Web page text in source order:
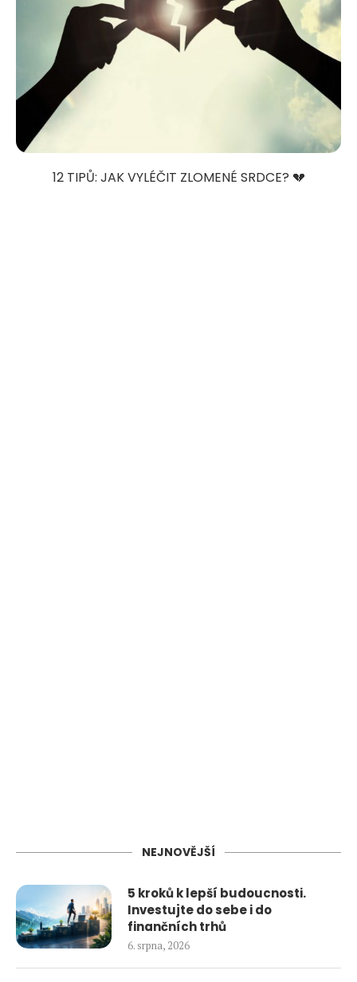
12 TIPŮ: JAK VYLÉČIT ZLOMENÉ SRDCE? 💔
NEJNOVĚJŠÍ
5 kroků k lepší budoucnosti.
Investujte do sebe i do
finančních trhů
6. srpna, 2026